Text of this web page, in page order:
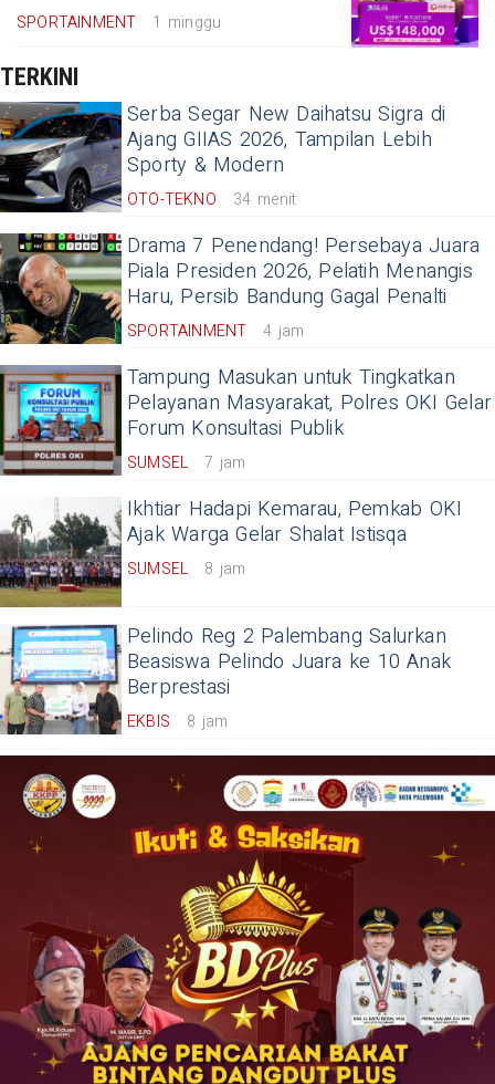
SPORTAINMENT 1 minggu
TERKINI
Serba Segar New Daihatsu Sigra di
Ajang GIIAS 2026, Tampilan Lebih
Sporty & Modern
OTO-TEKNO 34 menit
Drama 7 Penendang! Persebaya Juara
Piala Presiden 2026, Pelatih Menangis
Haru, Persib Bandung Gagal Penalti
SPORTAINMENT 4 jam
Tampung Masukan untuk Tingkatkan
Pelayanan Masyarakat, Polres OKI Gelar
Forum Konsultasi Publik
SUMSEL 7 jam
Ikhtiar Hadapi Kemarau, Pemkab OKI
Ajak Warga Gelar Shalat Istisqa
SUMSEL 8 jam
Pelindo Reg 2 Palembang Salurkan
Beasiswa Pelindo Juara ke 10 Anak
Berprestasi
EKBIS 8 jam